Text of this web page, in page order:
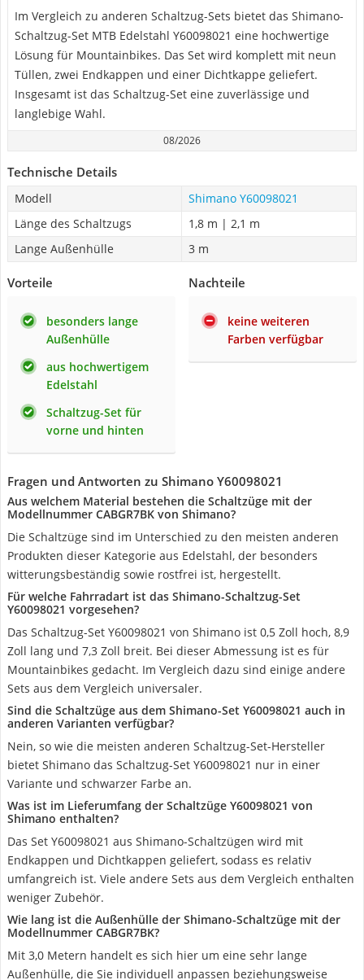
Im Vergleich zu anderen Schaltzug-Sets bietet das Shimano-
Schaltzug-Set MTB Edelstahl Y60098021 eine hochwertige
Lösung für Mountainbikes. Das Set wird komplett mit neun
Tüllen, zwei Endkappen und einer Dichtkappe geliefert.
Insgesamt ist das Schaltzug-Set eine zuverlässige und
langlebige Wahl.
08/2026
Technische Details
Modell
Shimano Y60098021
Länge des Schaltzugs
1,8 m | 2,1 m
Lange Außenhülle
3 m
Vorteile
besonders lange
Außenhülle
aus hochwertigem
Edelstahl
Schaltzug-Set für
vorne und hinten
Nachteile
keine weiteren
Farben verfügbar
Fragen und Antworten zu Shimano Y60098021
Aus welchem Material bestehen die Schaltzüge mit der
Modellnummer CABGR7BK von Shimano?
Die Schaltzüge sind im Unterschied zu den meisten anderen
Produkten dieser Kategorie aus Edelstahl, der besonders
witterungsbeständig sowie rostfrei ist, hergestellt.
Für welche Fahrradart ist das Shimano-Schaltzug-Set
Y60098021 vorgesehen?
Das Schaltzug-Set Y60098021 von Shimano ist ‎0,5 Zoll hoch, ‎8,9
Zoll lang und 7,3 Zoll breit. Bei dieser Abmessung ist es für
Mountainbikes gedacht. Im Vergleich dazu sind einige andere
Sets aus dem Vergleich universaler.
Sind die Schaltzüge aus dem Shimano-Set Y60098021 auch in
anderen Varianten verfügbar?
Nein, so wie die meisten anderen Schaltzug-Set-Hersteller
bietet Shimano das Schaltzug-Set Y60098021 nur in einer
Variante und schwarzer Farbe an.
Was ist im Lieferumfang der Schaltzüge Y60098021 von
Shimano enthalten?
Das Set Y60098021 aus Shimano-Schaltzügen wird mit
Endkappen und Dichtkappen geliefert, sodass es relativ
umfangreich ist. Viele andere Sets aus dem Vergleich enthalten
weniger Zubehör.
Wie lang ist die Außenhülle der Shimano-Schaltzüge mit der
Modellnummer CABGR7BK?
Mit 3,0 Metern handelt es sich hier um eine sehr lange
Außenhülle, die Sie individuell anpassen beziehungsweise